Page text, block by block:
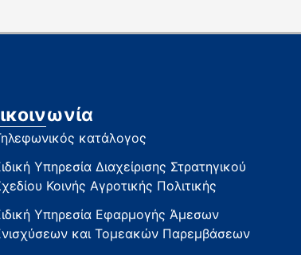
κατάλογος
Υπηρεσία Διαχείρισης Στρατηγικού
Κοινής Αγροτικής Πολιτικής
Υπηρεσία Εφαρμογής Άμεσων
και Τομεακών Παρεμβάσεων